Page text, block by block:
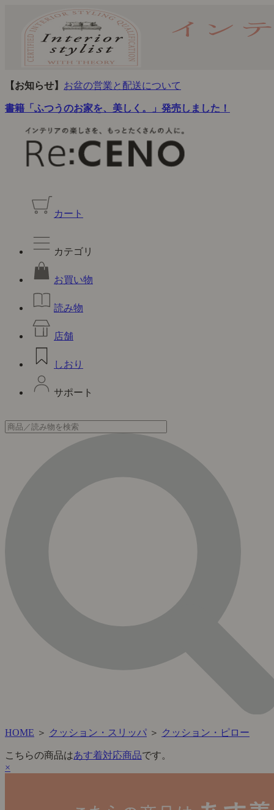
【お知らせ】 お盆の営業と配送について
書籍「ふつうのお家を、美しく。」発売しました！
カート
カテゴリ
お買い物
読み物
店舗
しおり
サポート
HOME ＞ クッション・スリッパ ＞ クッション・ピロー
こちらの商品はあす着対応商品です。
×